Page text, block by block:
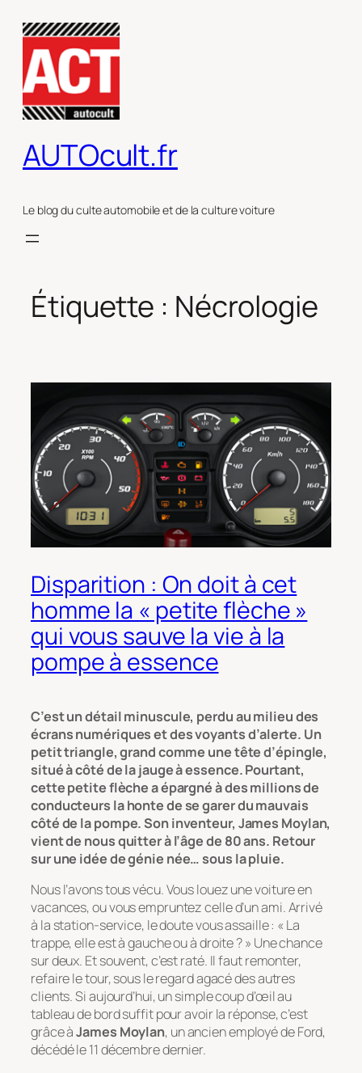
contenu
AUTOcult.fr
Le blog du culte automobile et de la culture voiture
Étiquette : Nécrologie
Disparition : On doit à cet
homme la « petite flèche »
qui vous sauve la vie à la
pompe à essence
C’est un détail minuscule, perdu au milieu des
écrans numériques et des voyants d’alerte. Un
petit triangle, grand comme une tête d’épingle,
situé à côté de la jauge à essence. Pourtant,
cette petite flèche a épargné à des millions de
conducteurs la honte de se garer du mauvais
côté de la pompe. Son inventeur, James Moylan,
vient de nous quitter à l’âge de 80 ans. Retour
sur une idée de génie née… sous la pluie.
Nous l’avons tous vécu. Vous louez une voiture en
vacances, ou vous empruntez celle d’un ami. Arrivé
à la station-service, le doute vous assaille : « La
trappe, elle est à gauche ou à droite ? » Une chance
sur deux. Et souvent, c’est raté. Il faut remonter,
refaire le tour, sous le regard agacé des autres
clients. Si aujourd’hui, un simple coup d’œil au
tableau de bord suffit pour avoir la réponse, c’est
grâce àJames Moylan, un ancien employé de Ford,
décédé le 11 décembre dernier.